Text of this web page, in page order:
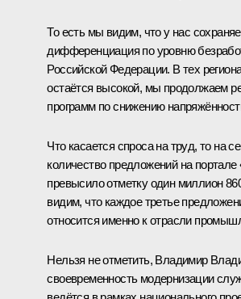
То есть мы видим, что у нас
дифференциация по уровню
Российской Федерации. В тех
остаётся высокой, мы продолжаем
программ по снижению
Что касается спроса на труд, то на
количество предложений на
превысило отметку один миллион
видим, что каждое третье
относится именно к отрасли
Нельзя не отметить, Владимир
своевременность модернизации